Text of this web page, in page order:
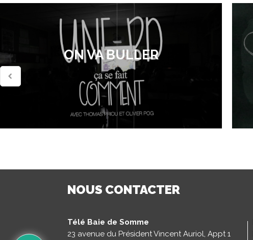
ON VA BULLER
NOUS CONTACTER
Télé Baie de Somme
23 avenue du Président Vincent Auriol, Appt 1